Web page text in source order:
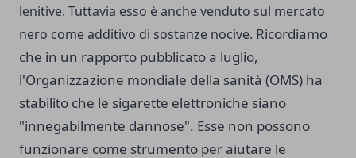
lenitive. Tuttavia esso è anche venduto sul mercato
nero come additivo di sostanze nocive. Ricordiamo
che in un rapporto pubblicato a luglio,
l'Organizzazione mondiale della sanità (OMS) ha
stabilito che le sigarette elettroniche siano
"innegabilmente dannose". Esse non possono
funzionare come strumento per aiutare le